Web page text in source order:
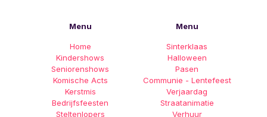
Menu
Home
Kindershows
Seniorenshows
Komische Acts
Kerstmis
Bedrijfsfeesten
Steltenlopers
Menu
Sinterklaas
Halloween
Pasen
Communie - Lentefeest
Verjaardag
Straatanimatie
Verhuur